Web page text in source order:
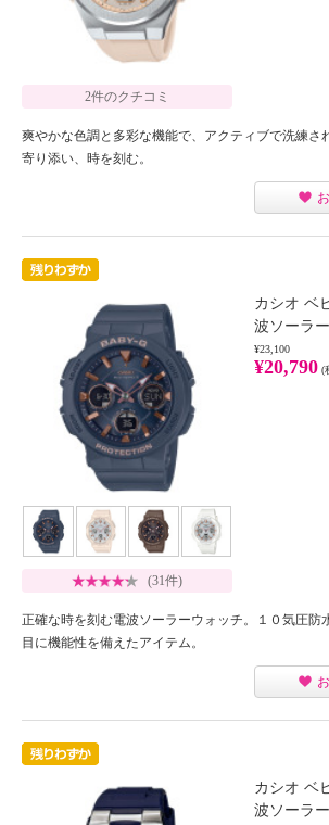
2件のクチコミ
爽やかな色調と多彩な機能で、アクティブで洗練さ
寄り添い、時を刻む。
カシオ ベ
波ソーラ
¥23,100
¥20,790 (
(31件)
正確な時を刻む電波ソーラーウォッチ。１０気圧防
目に機能性を備えたアイテム。
カシオ ベ
波ソーラ